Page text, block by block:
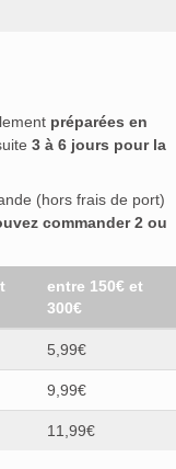
préparées en
3 à 6 jours pour la
(hors frais de port)
commander 2 ou
entre 150€ et
300€
5,99€
9,99€
11,99€